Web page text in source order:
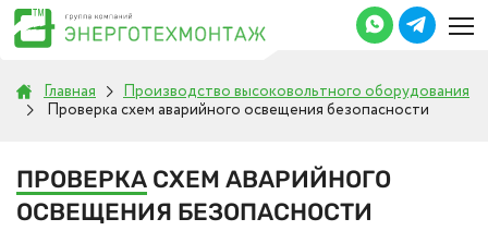
Главная
Производство высоковольтного оборудования
Проверка схем аварийного освещения безопасности
ПРОВЕРКА СХЕМ АВАРИЙНОГО
ОСВЕЩЕНИЯ БЕЗОПАСНОСТИ